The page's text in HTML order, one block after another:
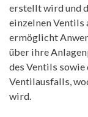
erstellt wird und
einzelnen Ventils
ermöglicht
über ihre
des Ventils
Ventilausfalls,
wird.